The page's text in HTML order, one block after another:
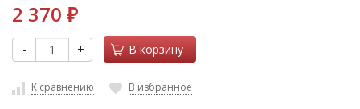
2 370 ₽
- + В корзину
К сравнению В избранное